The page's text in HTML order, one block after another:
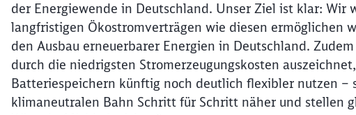
der Energiewende in Deutschland. Unser Ziel ist klar:
langfristigen Ökostromverträgen wie diesen ermöglichen
den Ausbau erneuerbarer Energien in Deutschland.
durch die niedrigsten Stromerzeugungskosten
Batteriespeichern künftig noch deutlich flexibler nutzen –
klimaneutralen Bahn Schritt für Schritt näher und stellen